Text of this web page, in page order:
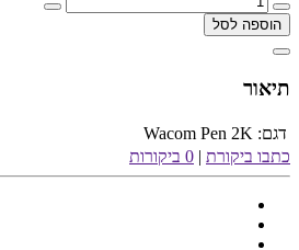
הוספה לסל
תיאור
דגם: Wacom Pen 2K
כתבו ביקורת | 0 ביקורות